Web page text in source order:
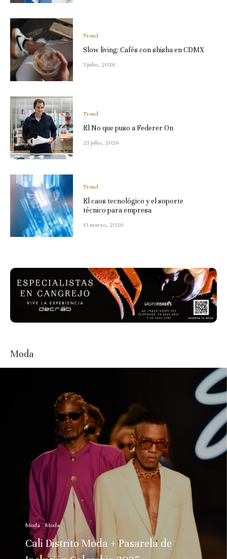
Trend
Slow living: Cafés con shisha en CDMX
3 julio, 2026
Trend
El No que puso a Federer On
23 julio, 2026
Trend
El caos tecnológico y el soporte
técnico para empresa
13 marzo, 2026
Moda
Moda Moda
Cali Distrito Moda + Pasarela de